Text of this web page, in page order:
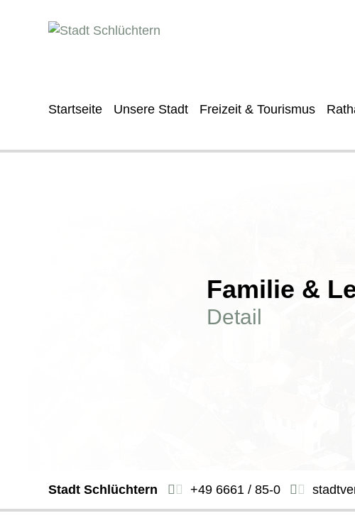
Startseite Unsere Stadt Freizeit & Tourismus
Familie &
Detail
Stadt Schlüchtern +49 6661 / 85-0